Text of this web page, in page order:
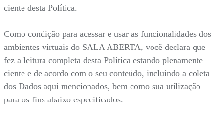
ciente desta Política.
Como condição para acessar e usar as funcionalidades dos
ambientes virtuais do SALA ABERTA, você declara que
fez a leitura completa desta Política estando plenamente
ciente e de acordo com o seu conteúdo, incluindo a coleta
dos Dados aqui mencionados, bem como sua utilização
para os fins abaixo especificados.